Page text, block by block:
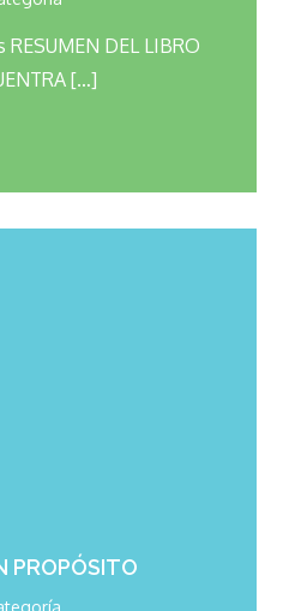
DEL LIBRO
[…]
PROPÓSITO